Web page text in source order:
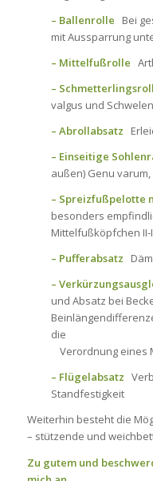
– Ballenrolle Bei
mit Aussparrung
– Mittelfußrolle
–
valgus und
– Abrollabsatz
– Einseitige
außen) Genu
– Spreizfußpelotte
besonders
Mittelfußköpfchen II-
– Pufferabsatz
–
und Absatz bei
die
Verordnung eines
– Flügelabsatz
Standfestigkeit
Weiterhin besteht die
– stützende und
Zu gutem und